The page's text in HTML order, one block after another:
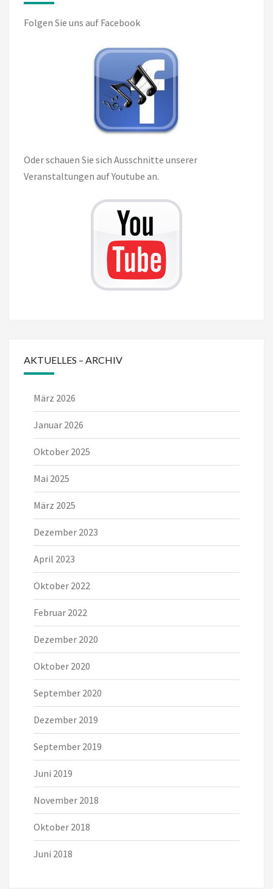
Folgen Sie uns auf Facebook
Oder schauen Sie sich Ausschnitte unserer
Veranstaltungen auf Youtube an.
AKTUELLES – ARCHIV
März 2026
Januar 2026
Oktober 2025
Mai 2025
März 2025
Dezember 2023
April 2023
Oktober 2022
Februar 2022
Dezember 2020
Oktober 2020
September 2020
Dezember 2019
September 2019
Juni 2019
November 2018
Oktober 2018
Juni 2018